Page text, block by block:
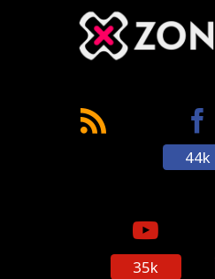
44k
35k